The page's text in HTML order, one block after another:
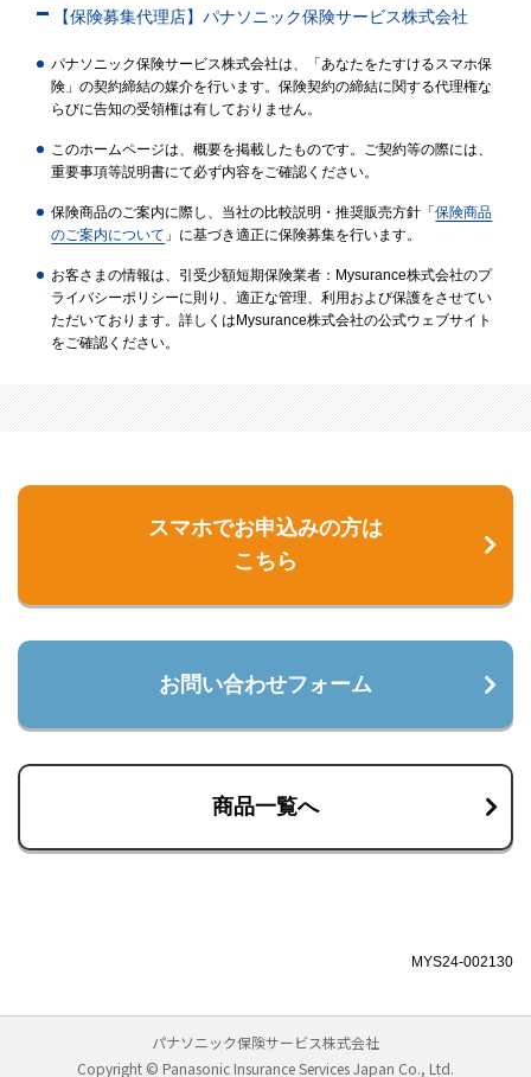
【保険募集代理店】パナソニック保険サービス株式会社
パナソニック保険サービス株式会社は、「あなたをたすけるスマホ保
険」の契約締結の媒介を行います。保険契約の締結に関する代理権な
らびに告知の受領権は有しておりません。
このホームページは、概要を掲載したものです。ご契約等の際には、
重要事項等説明書にて必ず内容をご確認ください。
保険商品のご案内に際し、当社の比較説明・推奨販売方針「保険商品
のご案内について 」に基づき適正に保険募集を行います。
お客さまの情報は、引受少額短期保険業者：Mysurance株式会社のプ
ライバシーポリシーに則り、適正な管理、利用および保護をさせてい
ただいております。詳しくはMysurance株式会社の公式ウェブサイト
をご確認ください。
スマホでお申込みの方は
こちら
お問い合わせフォーム
商品一覧へ
MYS24-002130
パナソニック保険サービス株式会社
Copyright © Panasonic Insurance Services Japan Co., Ltd.